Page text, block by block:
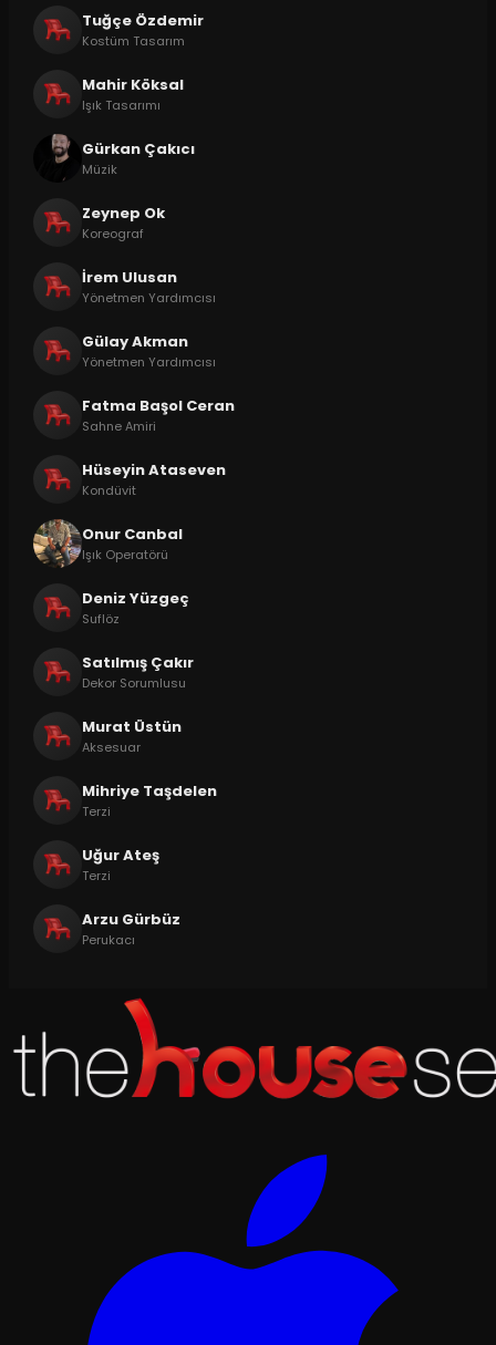
Tuğçe Özdemir
Kostüm Tasarım
Mahir Köksal
Işık Tasarımı
Gürkan Çakıcı
Müzik
Zeynep Ok
Koreograf
İrem Ulusan
Yönetmen Yardımcısı
Gülay Akman
Yönetmen Yardımcısı
Fatma Başol Ceran
Sahne Amiri
Hüseyin Ataseven
Kondüvit
Onur Canbal
Işık Operatörü
Deniz Yüzgeç
Suflöz
Satılmış Çakır
Dekor Sorumlusu
Murat Üstün
Aksesuar
Mihriye Taşdelen
Terzi
Uğur Ateş
Terzi
Arzu Gürbüz
Perukacı